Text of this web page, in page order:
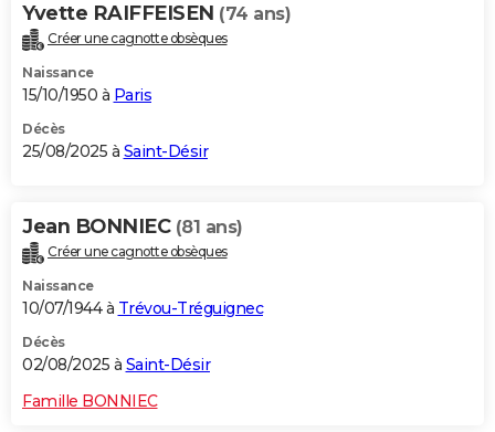
Yvette RAIFFEISEN (74 ans)
Créer une cagnotte obsèques
Naissance
15/10/1950 à Paris
Décès
25/08/2025 à Saint-Désir
Jean BONNIEC (81 ans)
Créer une cagnotte obsèques
Naissance
10/07/1944 à Trévou-Tréguignec
Décès
02/08/2025 à Saint-Désir
Famille BONNIEC